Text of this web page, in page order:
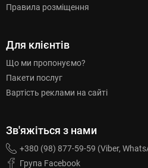
Правила розміщення
Для клієнтів
Що ми пропонуємо?
Пакети послуг
Вартість реклами на сайті
Зв'яжіться з нами
+380 (98) 877-59-59 (Viber,
Група Facebook